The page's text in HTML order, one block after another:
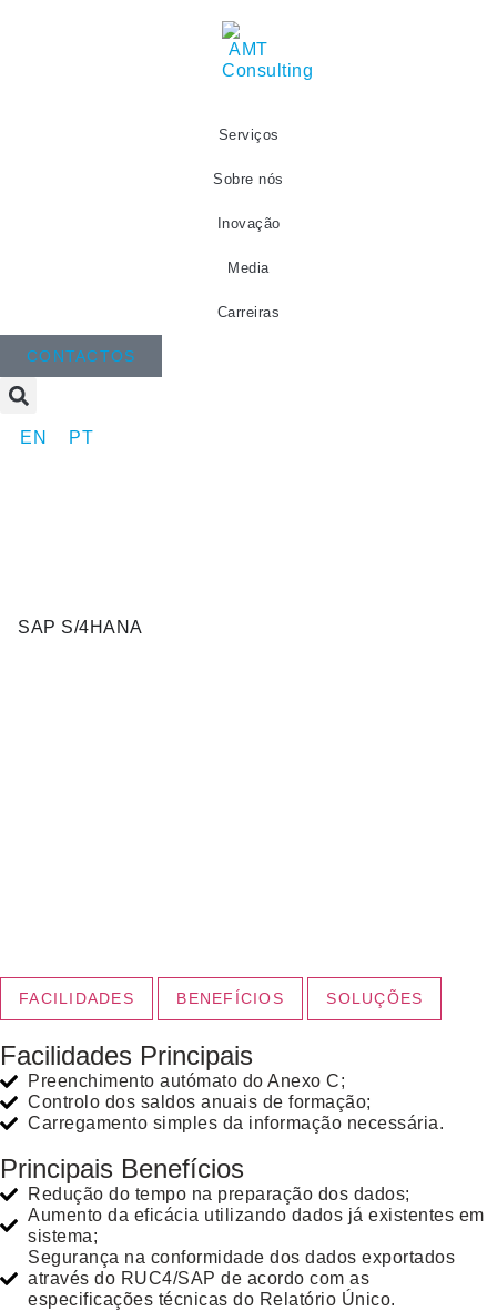
Serviços
Sobre nós
Inovação
Media
Carreiras
CONTACTOS
EN PT
SAP S/4HANA
FACILIDADES BENEFÍCIOS SOLUÇÕES
Facilidades Principais
Preenchimento autómato do Anexo C;
Controlo dos saldos anuais de formação;
Carregamento simples da informação necessária.
Principais Benefícios
Redução do tempo na preparação dos dados;
Aumento da eficácia utilizando dados já existentes em
sistema;
Segurança na conformidade dos dados exportados
através do RUC4/SAP de acordo com as
especificações técnicas do Relatório Único.